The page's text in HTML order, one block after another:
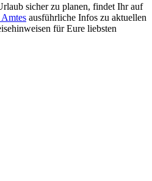
sicher zu planen, findet Ihr auf
ausführliche Infos zu aktuellen
für Eure liebsten